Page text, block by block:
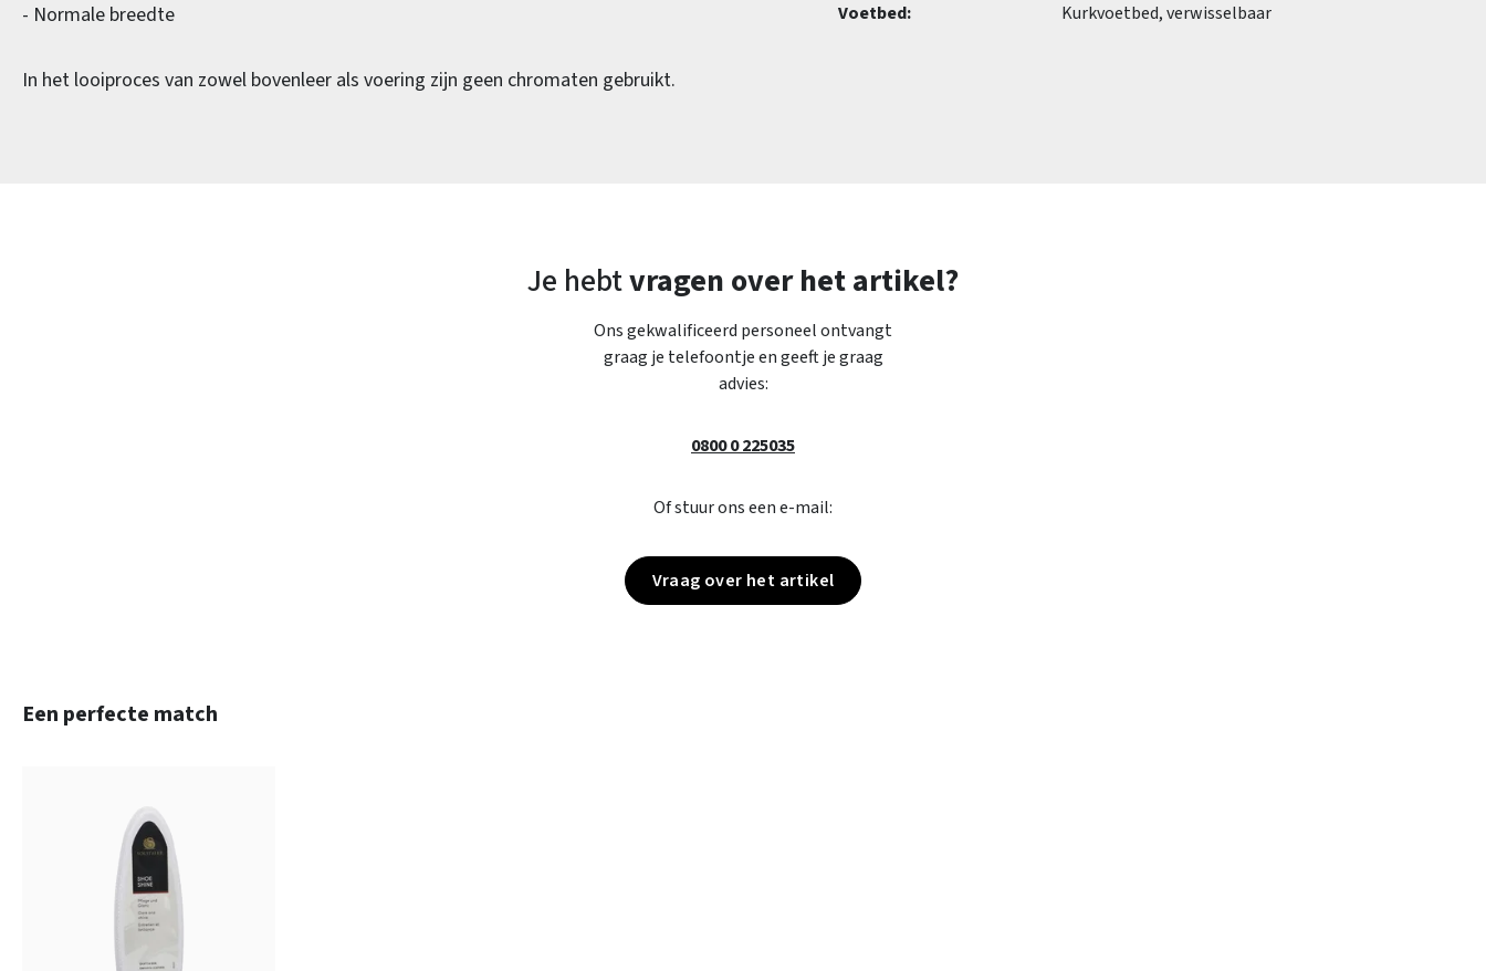
- Normale breedte
In het looiproces van zowel bovenleer als voering zijn geen chromaten gebruikt.
Voetbed:
Kurkvoetbed, verwisselbaar
Je hebtvragen over het artikel?
Ons gekwalificeerd personeel ontvangt
graag je telefoontje en geeft je graag
advies:
0800 0 225035
Of stuur ons een e-mail:
Vraag over het artikel
Productgalerij overslaan
Een perfecte match